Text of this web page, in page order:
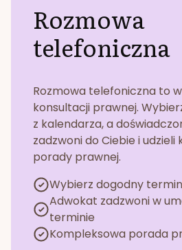
Rozmowa
telefoniczna
Rozmowa telefoniczna to
konsultacji prawnej.
z kalendarza, a
zadzwoni do Ciebie i
porady prawnej.
Wybierz dogodny
Adwokat zadzwoni w
terminie
Kompleksowa porada